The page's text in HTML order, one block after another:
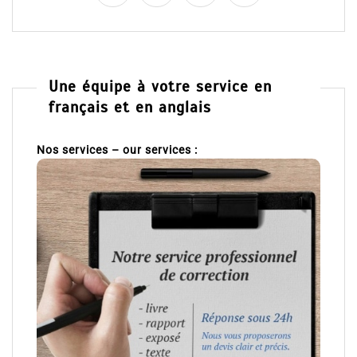
Une équipe à votre service en
français et en anglais
Nos services – our services :